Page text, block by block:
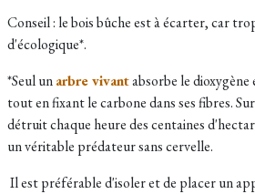
Conseil : le bois bûche est à écarter, car
d'écologique*.
*Seul unarbre vivantabsorbe le
tout en fixant le carbone dans ses fibres.
détruit chaque heure des centaines
un véritable prédateur sans cervelle.
Il est préférable d'isoler et de placer un